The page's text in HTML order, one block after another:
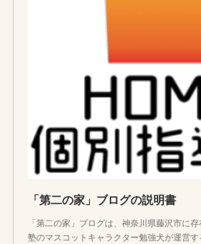
「第二の家」ブログの説明書
「第二の家」ブログは、神奈川県藤沢市に
塾のマスコットキャラクター勉強犬が運営